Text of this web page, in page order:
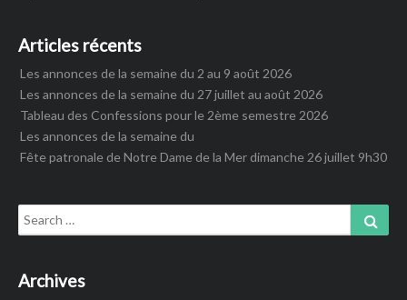
Articles récents
Les annonces de la semaine du 2 au 9 août 2026
Les annonces de la semaine du 27 juillet au août 2026
Tableau des Confessions pour le 2ème semestre 2026
Les annonces de la semaine du
Fête patronale de Notre Dame de la Mer dimanche 26 juillet 9h30
Search
for:
Archives